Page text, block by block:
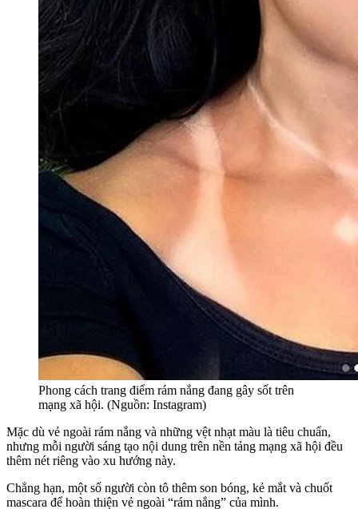
Phong cách trang điểm rám nắng đang gây sốt trên
mạng xã hội. (Nguồn: Instagram)
Mặc dù vẻ ngoài rám nắng và những vệt nhạt màu là tiêu chuẩn,
nhưng mỗi người sáng tạo nội dung trên nền tảng mạng xã hội đều
thêm nét riêng vào xu hướng này.
Chẳng hạn, một số người còn tô thêm son bóng, kẻ mắt và chuốt
mascara để hoàn thiện vẻ ngoài “rám nắng” của mình.